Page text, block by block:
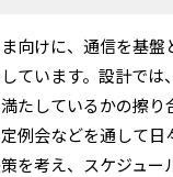
向けに、通信を基盤
ています。設計では
たしているかの擦り
例会などを通して日
を考え、スケジュー